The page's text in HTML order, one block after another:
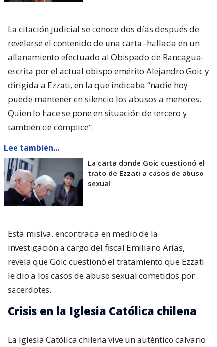
La citación judicial se conoce dos días después de
revelarse el contenido de una carta -hallada en un
allanamiento efectuado al Obispado de Rancagua-
escrita por el actual obispo emérito Alejandro Goic y
dirigida a Ezzati, en la que indicaba “nadie hoy
puede mantener en silencio los abusos a menores.
Quien lo hace se pone en situación de tercero y
también de cómplice”.
Lee también...
La carta donde Goic cuestionó el
trato de Ezzati a casos de abuso
sexual
Esta misiva, encontrada en medio de la
investigación a cargo del fiscal Emiliano Arias,
revela que Goic cuestionó el tratamiento que Ezzati
le dio a los casos de abuso sexual cometidos por
sacerdotes.
Crisis en la Iglesia Católica chilena
La Iglesia Católica chilena vive un auténtico calvario